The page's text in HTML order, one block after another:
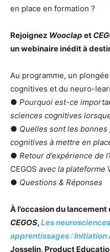
en place en formation ?
Rejoignez Wooclap et
un webinaire inédit à
Au programme, un
cognitives et du neuro-
● Pourquoi est-ce
sciences cognitives
● Quelles sont les
cognitives à mettre en
● Retour d’expérience de
CEGOS avec la plateforme
● Questions & Réponses
À l’occasion du
CEGOS,Les
apprentissages : Initiation
Josselin, Product